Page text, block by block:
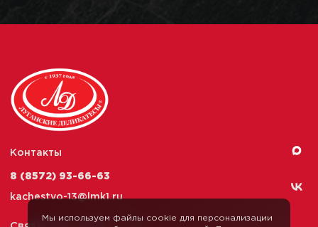
Мы используем файлы cookie для персонализации
Контакты
8 (8572) 93-66-63
kachestvo-13@lmk1.ru